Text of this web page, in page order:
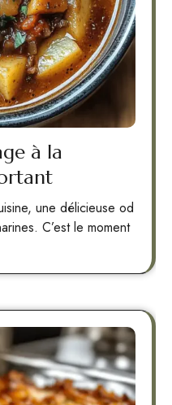
à la
C’est le moment